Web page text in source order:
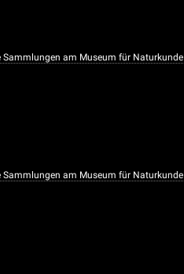
Sammlungen am Museum für Naturkunde
Sammlungen am Museum für Naturkunde